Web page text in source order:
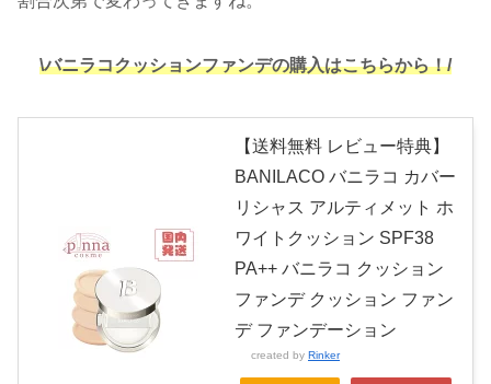
\バニラコクッションファンデの購入はこちらから！/
【送料無料 レビュー特典】
BANILACO バニラコ カバー
リシャス アルティメット ホ
ワイトクッション SPF38
PA++ バニラコ クッション
ファンデ クッション ファン
デ ファンデーション
created by Rinker